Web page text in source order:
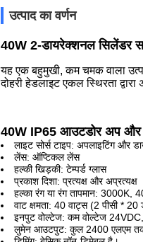
उत्पाद का वर्णन
40W 2-डायरेक्शनल सिलेंडर
यह एक बहुमुखी, कम चमक वाला
दोहरी हेडलाइट एकल स्थिरता
40W IP65 आउटडोर अप और
लाइट सोर्स टाइप: अपलाइटिंग और
लेंस: ऑप्टिकल लेंस
हल्की खिड़की: टेम्पर्ड ग्लास
प्रकाश दिशा: प्रत्यक्ष और अप्रत्यक्ष
हल्का रंग या रंग तापमान: 3000K,
वाट क्षमता: 40 वाट्स (2 पीसी * 20
इनपुट वोल्टेज: कम वोल्टेज
लुमेन आउटपुट: कुल 2400 एलएम